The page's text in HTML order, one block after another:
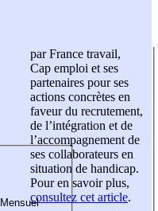
par France travail,
Cap emploi et ses
partenaires pour ses
actions concrètes en
faveur du recrutement,
de l’intégration et de
l’accompagnement de
ses collaborateurs en
situation de handicap.
Pour en savoir plus,
consultez cet article.